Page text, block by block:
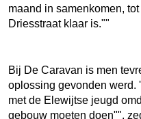
maand in samenkomen,
Driesstraat klaar is.""
Bij De Caravan is men
oplossing gevonden werd.
met de Elewijtse jeugd
gebouw moeten doen"",